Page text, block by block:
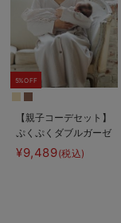
5%OFF
【親子コーデセット】
ぷくぷくダブルガーゼ
Ｖネックワンピ＆産前
産後使えるレギンスパ
¥9,489(税込)